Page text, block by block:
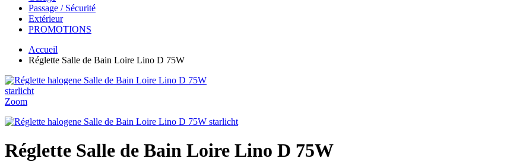
Passage / Sécurité
Extérieur
PROMOTIONS
Accueil
Réglette Salle de Bain Loire Lino D 75W
Zoom
Réglette Salle de Bain Loire Lino D 75W